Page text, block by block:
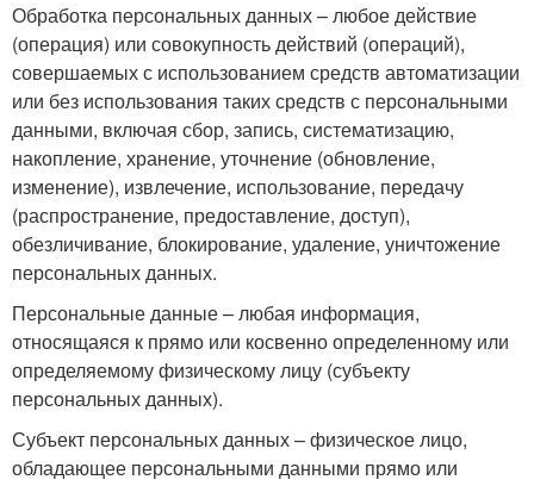
Обработка персональных данных – любое действие
(операция) или совокупность действий (операций),
совершаемых с использованием средств автоматизации
или без использования таких средств с персональными
данными, включая сбор, запись, систематизацию,
накопление, хранение, уточнение (обновление,
изменение), извлечение, использование, передачу
(распространение, предоставление, доступ),
обезличивание, блокирование, удаление, уничтожение
персональных данных.
Персональные данные – любая информация,
относящаяся к прямо или косвенно определенному или
определяемому физическому лицу (субъекту
персональных данных).
Субъект персональных данных – физическое лицо,
обладающее персональными данными прямо или